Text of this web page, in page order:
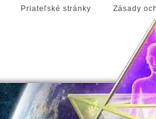
Priateľské stránky Zásady